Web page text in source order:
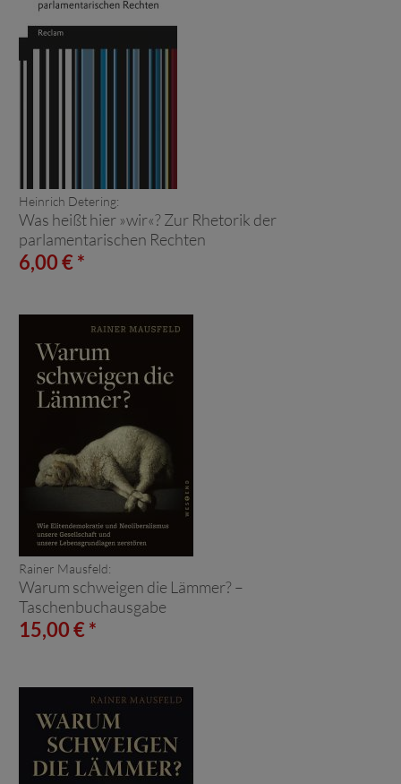
Heinrich Detering:
Was heißt hier »wir«? Zur Rhetorik der
parlamentarischen Rechten
6,00 € *
Rainer Mausfeld:
Warum schweigen die Lämmer? –
Taschenbuchausgabe
15,00 € *